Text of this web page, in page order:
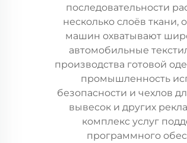
последовательности
несколько слоёв ткани,
машин охватывают
автомобильные
производства готовой
промышленность
безопасности и чехлов
вывесок и других
комплекс услуг
программного